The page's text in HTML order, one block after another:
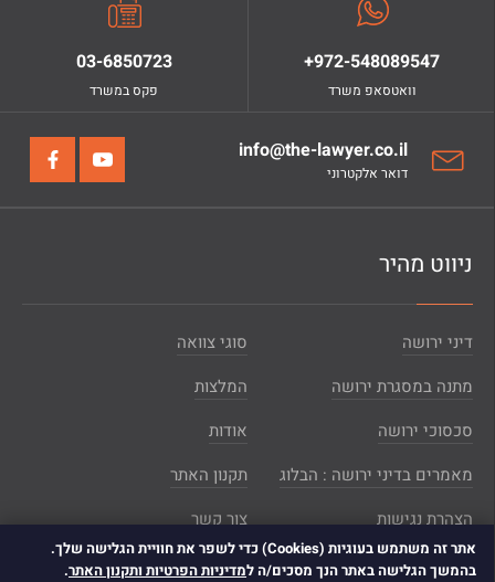
+972-548089547
וואטסאפ משרד
03-6850723
פקס במשרד
info@the-lawyer.co.il
דואר אלקטרוני
ניווט מהיר
דיני ירושה
סוגי צוואה
מתנה במסגרת ירושה
המלצות
סכסוכי ירושה
אודות
מאמרים בדיני ירושה : הבלוג
תקנון האתר
הצהרת נגישות
צור קשר
מפת אתר
אתר זה משתמש בעוגיות (Cookies) כדי לשפר את חוויית הגלישה שלך.
בהמשך הגלישה באתר הנך מסכים/ה למדיניות הפרטיות ותקנון האתר.